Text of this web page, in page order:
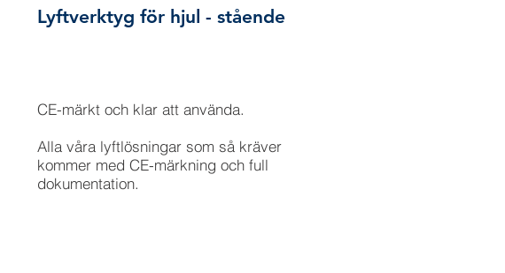
Lyftverktyg för hjul - stående
CE-märkt och klar att använda.
Alla våra lyftlösningar som så kräver
kommer med CE-märkning och full
dokumentation.